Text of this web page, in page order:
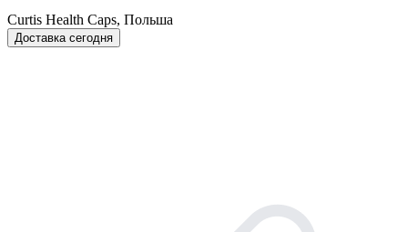
Curtis Health Caps, Польша
Доставка сегодня